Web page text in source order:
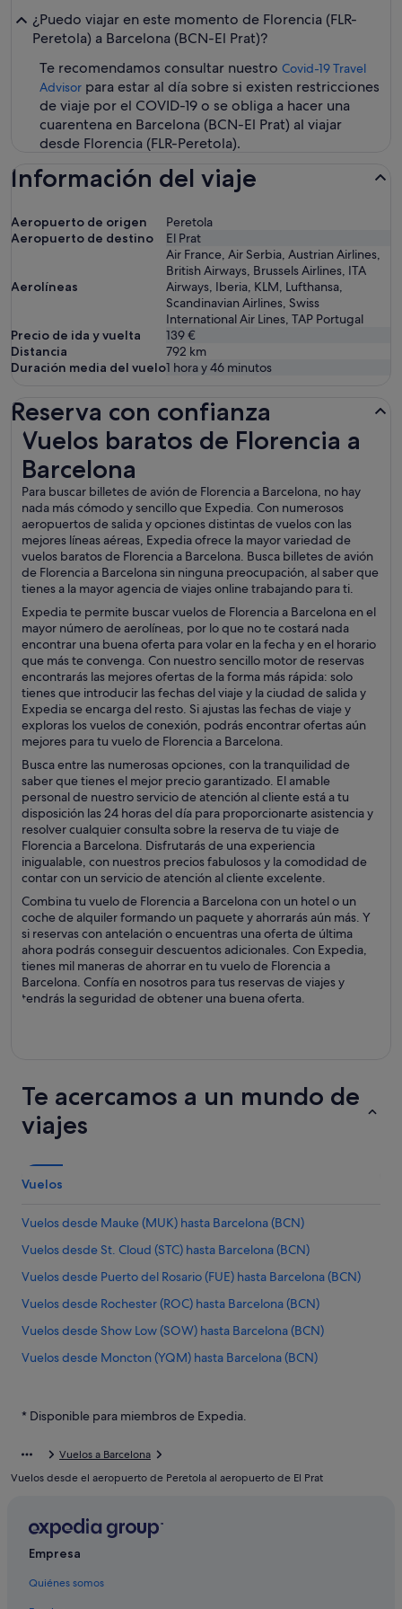
¿Puedo viajar en este momento de Florencia (FLR-
Peretola) a Barcelona (BCN-El Prat)?
Te recomendamos consultar nuestro Covid-19 Travel
Advisor para estar al día sobre si existen restricciones
de viaje por el COVID-19 o se obliga a hacer una
cuarentena en Barcelona (BCN-El Prat) al viajar
desde Florencia (FLR-Peretola).
Información del viaje
Aeropuerto de origen
Peretola
Aeropuerto de destino
El Prat
Aerolíneas
Air France, Air Serbia, Austrian Airlines,
British Airways, Brussels Airlines, ITA
Airways, Iberia, KLM, Lufthansa,
Scandinavian Airlines, Swiss
International Air Lines, TAP Portugal
Precio de ida y vuelta
139 €
Distancia
792 km
Duración media del vuelo1 hora y 46 minutos
Reserva con confianza
Vuelos baratos de Florencia a
Barcelona
Para buscar billetes de avión de Florencia a Barcelona, no hay
nada más cómodo y sencillo que Expedia. Con numerosos
aeropuertos de salida y opciones distintas de vuelos con las
mejores líneas aéreas, Expedia ofrece la mayor variedad de
vuelos baratos de Florencia a Barcelona. Busca billetes de avión
de Florencia a Barcelona sin ninguna preocupación, al saber que
tienes a la mayor agencia de viajes online trabajando para ti.
Expedia te permite buscar vuelos de Florencia a Barcelona en el
mayor número de aerolíneas, por lo que no te costará nada
encontrar una buena oferta para volar en la fecha y en el horario
que más te convenga. Con nuestro sencillo motor de reservas
encontrarás las mejores ofertas de la forma más rápida: solo
tienes que introducir las fechas del viaje y la ciudad de salida y
Expedia se encarga del resto. Si ajustas las fechas de viaje y
exploras los vuelos de conexión, podrás encontrar ofertas aún
mejores para tu vuelo de Florencia a Barcelona.
Busca entre las numerosas opciones, con la tranquilidad de
saber que tienes el mejor precio garantizado. El amable
personal de nuestro servicio de atención al cliente está a tu
disposición las 24 horas del día para proporcionarte asistencia y
resolver cualquier consulta sobre la reserva de tu viaje de
Florencia a Barcelona. Disfrutarás de una experiencia
inigualable, con nuestros precios fabulosos y la comodidad de
contar con un servicio de atención al cliente excelente.
Combina tu vuelo de Florencia a Barcelona con un hotel o un
coche de alquiler formando un paquete y ahorrarás aún más. Y
si reservas con antelación o encuentras una oferta de última
ahora podrás conseguir descuentos adicionales. Con Expedia,
tienes mil maneras de ahorrar en tu vuelo de Florencia a
Barcelona. Confía en nosotros para tus reservas de viajes y
tendrás la seguridad de obtener una buena oferta.
Vuelos baratos de Florencia a Barcelona
Te acercamos a un mundo de
viajes
Vuelos
Vuelos desde Mauke (MUK) hasta Barcelona (BCN)
Vuelos desde St. Cloud (STC) hasta Barcelona (BCN)
Vuelos desde Puerto del Rosario (FUE) hasta Barcelona (BCN)
Vuelos desde Rochester (ROC) hasta Barcelona (BCN)
Vuelos desde Show Low (SOW) hasta Barcelona (BCN)
Vuelos desde Moncton (YQM) hasta Barcelona (BCN)
Vuelos desde Valencia (VLC) hasta Barcelona (BCN)
Vuelos desde Vancouver (YVR) hasta Barcelona (BCN)
Vuelos desde Windhoek (WDH) hasta Barcelona (BCN)
Vuelos desde Plovdiv (PDV) hasta Barcelona (BCN)
* Disponible para miembros de Expedia.
Vuelos a Barcelona
Vuelos desde el aeropuerto de Peretola al aeropuerto de El Prat
Empresa
Quiénes somos